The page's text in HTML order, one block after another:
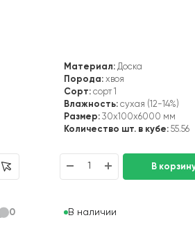
0
Материал: Доска
Порода: хвоя
Сорт: сорт 1
Влажность: сухая (12-14%)
Размер: 30x100x6000 мм
Количество шт. в кубе: 55.56
В наличии